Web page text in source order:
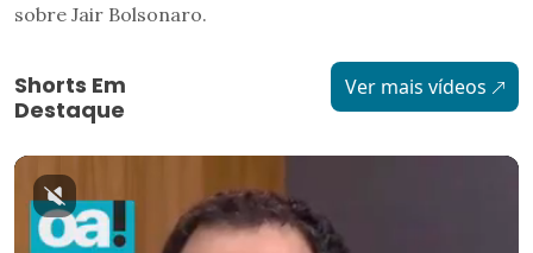
sobre Jair Bolsonaro.
Shorts Em
Destaque
Ver mais vídeos